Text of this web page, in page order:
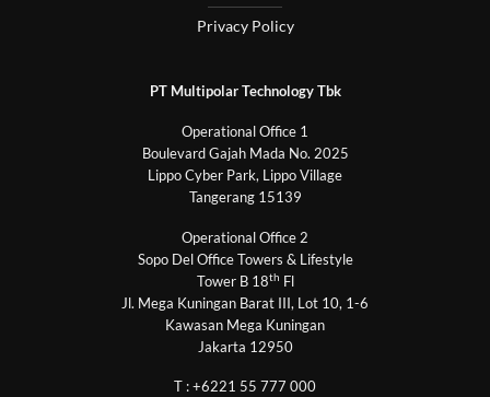
Privacy Policy
PT Multipolar Technology Tbk
Operational Office 1
Boulevard Gajah Mada No. 2025
Lippo Cyber Park, Lippo Village
Tangerang 15139
Operational Office 2
Sopo Del Office Towers & Lifestyle
Tower B 18th Fl
Jl. Mega Kuningan Barat III, Lot 10, 1-6
Kawasan Mega Kuningan
Jakarta 12950
T : +6221 55 777 000